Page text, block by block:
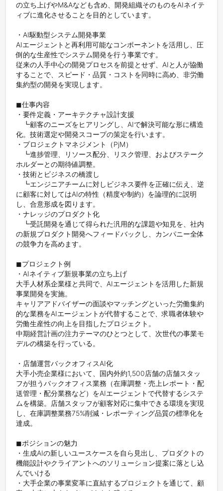
の立ち上げやM&Aなども含め、開発組織そのものをAIネイテ
ィブに進化させることを目的としています。
・AI駆動型システム開発事業
AIエージェントと再利用可能なコンポーネントを活用し、圧
倒的な生産性でシステム開発を行う事業です。
従来の人手中心の開発プロセスを前提とせず、AIと人が協働
することで、スピード・品質・コストを同時に高め、非労働
集約型の開発を実現します。
◼︎仕事内容
・要件定義・アーキテクチャ設計支援
┗顧客のニーズをヒアリングし、AIで解決可能な形に構造
化。技術選定や開発スコープの策定を行います。
・プロジェクトマネジメント（PjM）
┗進捗管理、リソース配分、リスク管理、およびステーク
ホルダーとの期待値調整。
・技術とビジネスの橋渡し
┗エンジニアチームに対しビジネス要件を正確に伝え、逆
に顧客に対してはAIの特性（精度や制約）を論理的に説明
し、合意形成を図ります。
・ナレッジのプロダクト化
┗受託開発を通じて得られた汎用的な課題や知見を、社内
の新規プロダクト開発へフィードバックし、カンパニー全体
の競争力を高めます。
◼︎プロジェクト例
・AIネイティブ新規事業の立ち上げ
大手人材系企業様と共同で、AIエージェントを活用した新規
事業開発を実施。
キャリアアドバイザーの面談やマッチングといった労働集約
的な業務をAIエージェントが代替することで、求職者体験や
労働生産性の向上を目指したプロジェクト。
中期経営計画の注力テーマのひとつとして、次世代の事業モ
デルの構築を行っている。
・店舗運営バックオフィスAI化
大手小売企業様において、国内外約1,500店舗の店舗スタッ
フが担うバックオフィス業務（在庫調整・売上レポート・配
送管理・配分業務など）をAIエージェントで代替するシステ
ムを構築。店舗スタッフが顧客対応に集中できる環境を実現
し、在庫調整業務75%削減・レポーティング品質の標準化を
達成。
◼︎ポジションの魅力
・生成AIの新しいユースケースを自ら見出し、プロダクトの
機能設計やクライアントへのソリューション提案に落とし込
んでいける
・大手企業の事業変革に直結するプロジェクトを通じて、顧